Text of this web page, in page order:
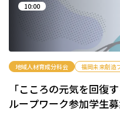
10:00
地域人材育成分科会 福岡未来創造
「こころの元気を回復
ループワーク参加学生